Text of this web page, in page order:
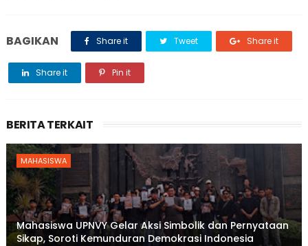
BAGIKAN Share it Tweet Share it
Share it Pin it
BERITA TERKAIT
MAHASISWA
Mahasiswa UPNVY Gelar Aksi Simbolik dan Pernyataan
Sikap, Soroti Kemunduran Demokrasi Indonesia